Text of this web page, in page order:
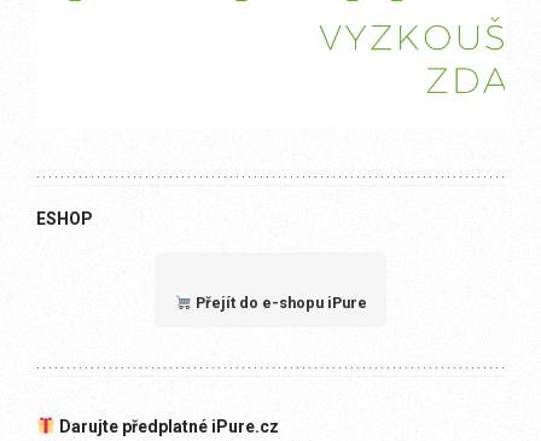
ESHOP
Přejít do e-shopu iPure
Darujte předplatné iPure.cz